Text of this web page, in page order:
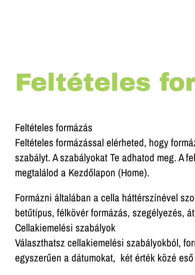
Feltételes
Feltételes formázás
Feltételes formázással elérheted, hogy
szabályt. A szabályokat Te adhatod meg. A
megtalálod a Kezdőlapon (Home).
Formázni általában a cella háttérszínével
betűtípus, félkövér formázás, szegélyezés,
Cellakiemelési szabályok
Választhatsz cellakiemelési szabályokból,
egyszerűen a dátumokat, két érték közé